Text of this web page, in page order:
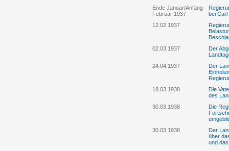
Ende Januar/Anfang
Februar 1937
bei Carl
12.02.1937
02.03.1937
Der
24.04.1937
Der
18.03.1938
Die
des
30.03.1938
Die
30.03.1938
Der
über
und